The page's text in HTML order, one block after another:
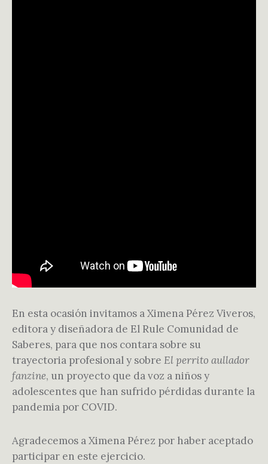
En esta ocasión invitamos a Ximena Pérez Viveros,
editora y diseñadora de El Rule Comunidad de
Saberes, para que nos contara sobre su
trayectoria profesional y sobre El perrito aullador
fanzine, un proyecto que da voz a niños y
adolescentes que han sufrido pérdidas durante la
pandemia por COVID.
Agradecemos a Ximena Pérez por haber aceptado
participar en este ejercicio.